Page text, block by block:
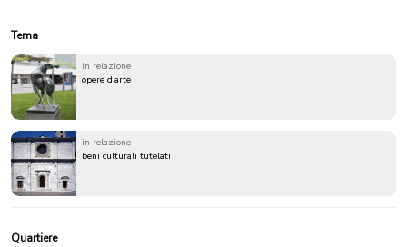
Tema
in relazione
opere d'arte
in relazione
beni culturali tutelati
Quartiere